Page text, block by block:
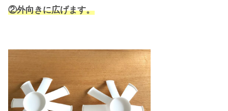
②外向きに広げます。